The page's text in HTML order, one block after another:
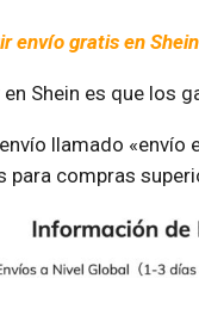
envío gratis en Shein
Shein es que los
llamado
para compras